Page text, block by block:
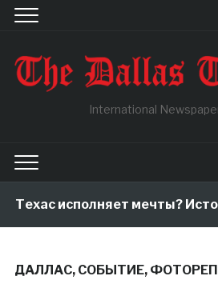
International
исполняет мечты?
ДАЛЛАС, СОБЫТИЕ,